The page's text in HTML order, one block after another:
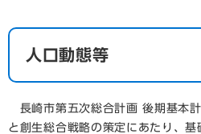
人口動態等
長崎市第五次総合計画 後期基本
と創生総合戦略の策定にあたり、